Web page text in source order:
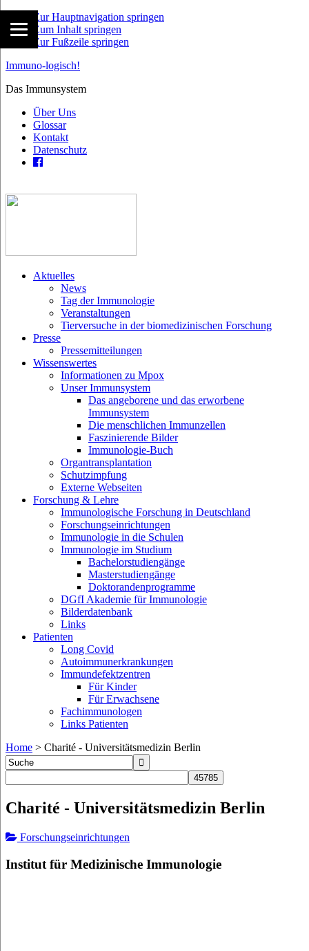
Zur Hauptnavigation springen
Zum Inhalt springen
Zur Fußzeile springen
Immuno-logisch!
Das Immunsystem
Über Uns
Glossar
Kontakt
Datenschutz
Aktuelles
News
Tag der Immunologie
Veranstaltungen
Tierversuche in der biomedizinischen Forschung
Presse
Pressemitteilungen
Wissenswertes
Informationen zu Mpox
Unser Immunsystem
Das angeborene und das erworbene
Immunsystem
Die menschlichen Immunzellen
Faszinierende Bilder
Immunologie-Buch
Organtransplantation
Schutzimpfung
Externe Webseiten
Forschung & Lehre
Immunologische Forschung in Deutschland
Forschungseinrichtungen
Immunologie in die Schulen
Immunologie im Studium
Bachelorstudiengänge
Masterstudiengänge
Doktorandenprogramme
DGfI Akademie für Immunologie
Bilderdatenbank
Links
Patienten
Long Covid
Autoimmunerkrankungen
Immundefektzentren
Für Kinder
Für Erwachsene
Fachimmunologen
Links Patienten
Home > Charité - Universitätsmedizin Berlin
Charité - Universitätsmedizin Berlin
Forschungseinrichtungen
Institut für Medizinische Immunologie